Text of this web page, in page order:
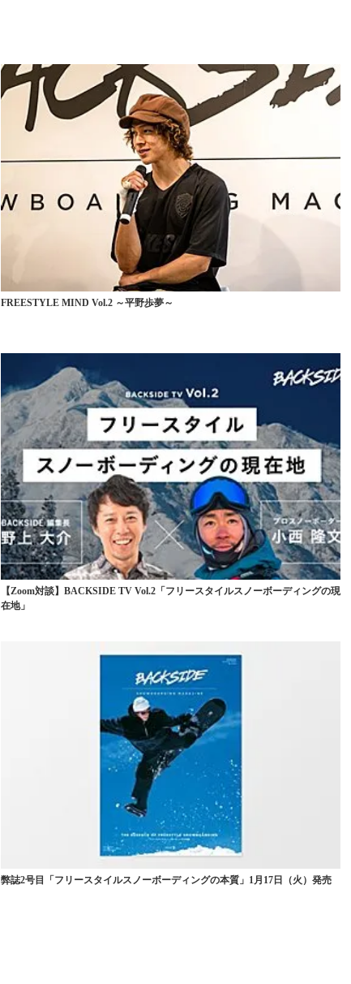
FREESTYLE MIND Vol.2 ～平野歩夢～
【Zoom対談】BACKSIDE TV Vol.2「フリースタイルスノーボーディングの現
在地」
弊誌2号目「フリースタイルスノーボーディングの本質」1月17日（火）発売